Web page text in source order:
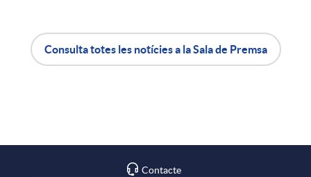
r
Consulta totes les notícies a la Sala de Premsa
Contacte